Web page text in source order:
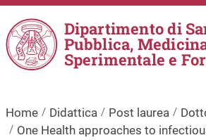
Salta al contenuto principale
Dipartimento di
Pubblica,
Sperimentale e
Home Didattica Post laurea
One Health approaches to